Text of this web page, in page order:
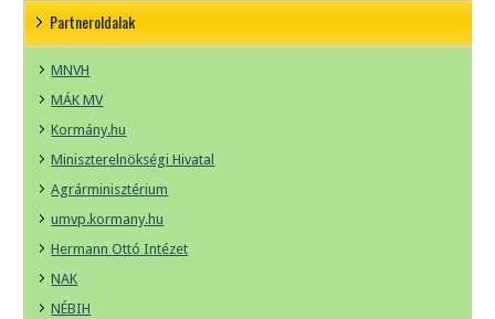
Partneroldalak
MNVH
MÁK MV
Kormány.hu
Miniszterelnökségi Hivatal
Agrárminisztérium
umvp.kormany.hu
Hermann Ottó Intézet
NAK
NÉBIH